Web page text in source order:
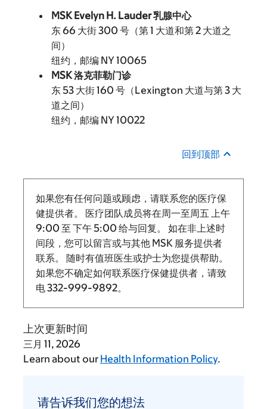
MSK Evelyn H. Lauder 乳腺中心
东 66 大街 300 号（第 1 大道和第 2 大道之
间）
纽约，邮编 NY 10065
MSK 洛克菲勒门诊
东 53 大街 160 号（Lexington 大道与第 3 大
道之间）
纽约，邮编 NY 10022
回到顶部
如果您有任何问题或顾虑，请联系您的医疗保
健提供者。 医疗团队成员将在周一至周五 上午
9:00 至 下午 5:00 给与回复。
如在非上述时
间段，您可以留言或与其他 MSK 服务提供者
联系。 随时有值班医生或护士为您提供帮助。
如果您不确定如何联系医疗保健提供者，请致
电332-999-9892。
上次更新时间
三月 11, 2026
Learn about our Health Information Policy.
告
请告诉我们您的想法